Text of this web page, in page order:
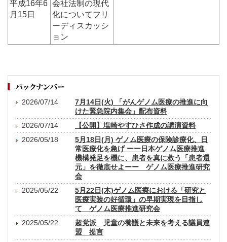
平成16年6
月15日
会社法制の現代
化についてフリ
ーディスカッシ
ョン
2026/07/14
7月14日(火) 「がんゲノム医療の推進に向
けた緊急院内集会」配布資料
2026/07/14
【公開】塩崎やすひさ作成の講演資料
2026/05/18
5月18日(月) ゲノム医療の保険診療化、日
常医療化を急げ ーー日本ゲノム医療推進
機構発足を機に、患者を真に救う「患者還
元」を徹底せよーー ゲノム医療推進研究
会
2025/05/22
5月22日(木)ゲノム医療における「研究と
医療実装の好循環」の早期実現を目指し
て ゲノム医療推進研究会
2025/05/22
超党派 児童の養護と未来を考える議員連
盟 提言